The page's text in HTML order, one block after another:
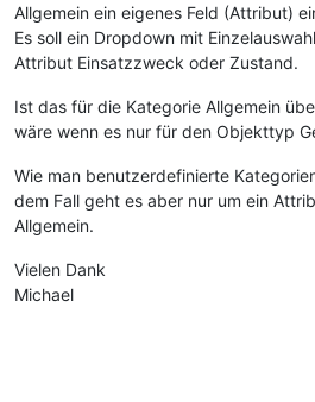
Allgemein ein eigenes Feld (Attribut)
Es soll ein Dropdown mit
Attribut Einsatzzweck oder Zustand.
Ist das für die Kategorie Allgemein
wäre wenn es nur für den Objekttyp
Wie man benutzerdefinierte
dem Fall geht es aber nur um ein
Allgemein.
Vielen Dank
Michael